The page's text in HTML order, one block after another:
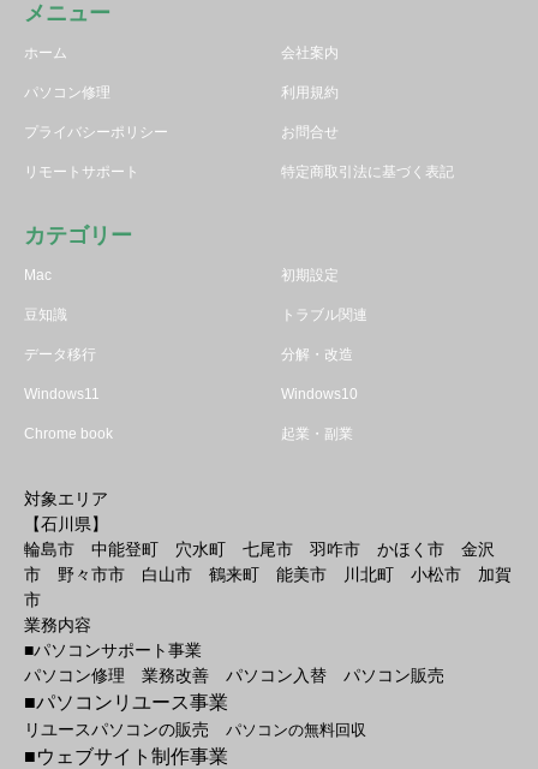
メニュー
ホーム 会社案内
パソコン修理 利用規約
プライバシーポリシー お問合せ
リモートサポート 特定商取引法に基づく表記
カテゴリー
Mac 初期設定
豆知識 トラブル関連
データ移行 分解・改造
Windows11 Windows10
Chrome book 起業・副業
対象エリア
【石川県】
輪島市 中能登町 穴水町 七尾市 羽咋市 かほく市 金沢
市 野々市市 白山市 鶴来町 能美市 川北町 小松市 加賀
市
業務内容
■パソコンサポート事業
パソコン修理 業務改善 パソコン入替 パソコン販売
■パソコンリユース事業
リユースパソコンの販売 パソコンの無料回収
■ウェブサイト制作事業